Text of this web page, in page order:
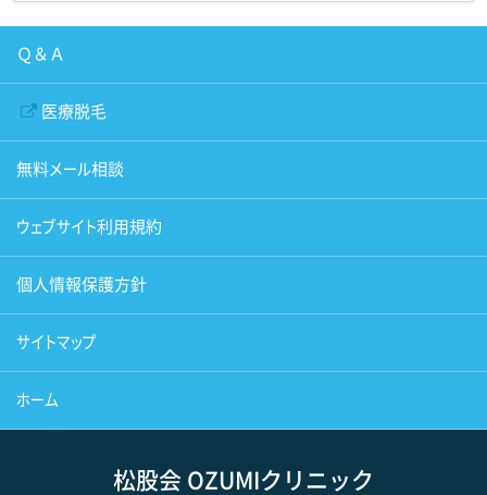
Ｑ＆Ａ
医療脱毛
無料メール相談
ウェブサイト利用規約
個人情報保護方針
サイトマップ
ホーム
松股会 OZUMIクリニック